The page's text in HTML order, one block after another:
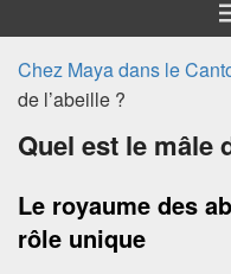
Chez Maya dans le
de l’abeille ?
Quel est le mâle
Le royaume des
rôle unique